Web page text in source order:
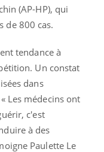
(AP-HP), qui
de 800 cas.
tendance à
Un constat
dans
Les médecins ont
c'est
à des
Paulette Le